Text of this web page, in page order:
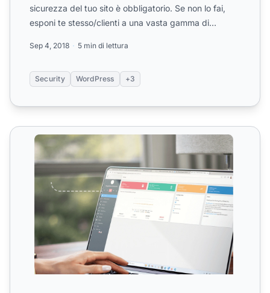
sicurezza del tuo sito è obbligatorio. Se non lo fai,
esponi te stesso/clienti a una vasta gamma di
Sep 4, 2018 5 min di lettura
Security WordPress +3
Sicurezza